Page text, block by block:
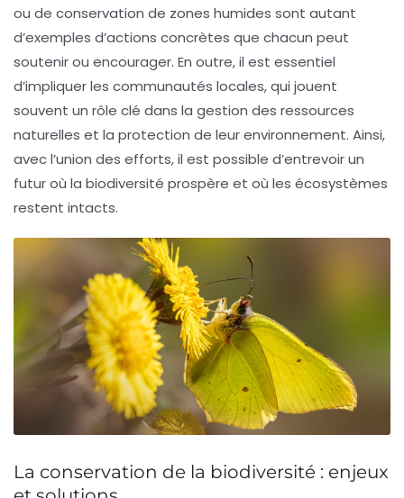
ou de conservation de zones humides sont autant
d’exemples d’actions concrètes que chacun peut
soutenir ou encourager. En outre, il est essentiel
d’impliquer les communautés locales, qui jouent
souvent un rôle clé dans la gestion des ressources
naturelles et la protection de leur environnement. Ainsi,
avec l’union des efforts, il est possible d’entrevoir un
futur où la biodiversité prospère et où les écosystèmes
restent intacts.
La conservation de la biodiversité : enjeux